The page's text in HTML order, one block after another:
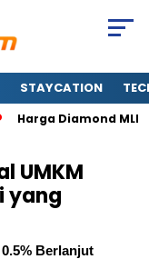
STAYCATION
Diamond MLBB
UMKM
yang
Berlanjut